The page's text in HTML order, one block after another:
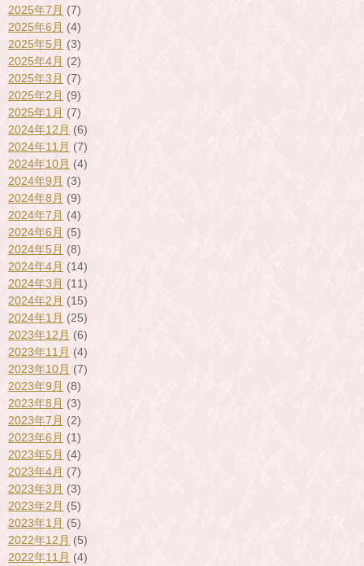
2025年7月 (7)
2025年6月 (4)
2025年5月 (3)
2025年4月 (2)
2025年3月 (7)
2025年2月 (9)
2025年1月 (7)
2024年12月 (6)
2024年11月 (7)
2024年10月 (4)
2024年9月 (3)
2024年8月 (9)
2024年7月 (4)
2024年6月 (5)
2024年5月 (8)
2024年4月 (14)
2024年3月 (11)
2024年2月 (15)
2024年1月 (25)
2023年12月 (6)
2023年11月 (4)
2023年10月 (7)
2023年9月 (8)
2023年8月 (3)
2023年7月 (2)
2023年6月 (1)
2023年5月 (4)
2023年4月 (7)
2023年3月 (3)
2023年2月 (5)
2023年1月 (5)
2022年12月 (5)
2022年11月 (4)